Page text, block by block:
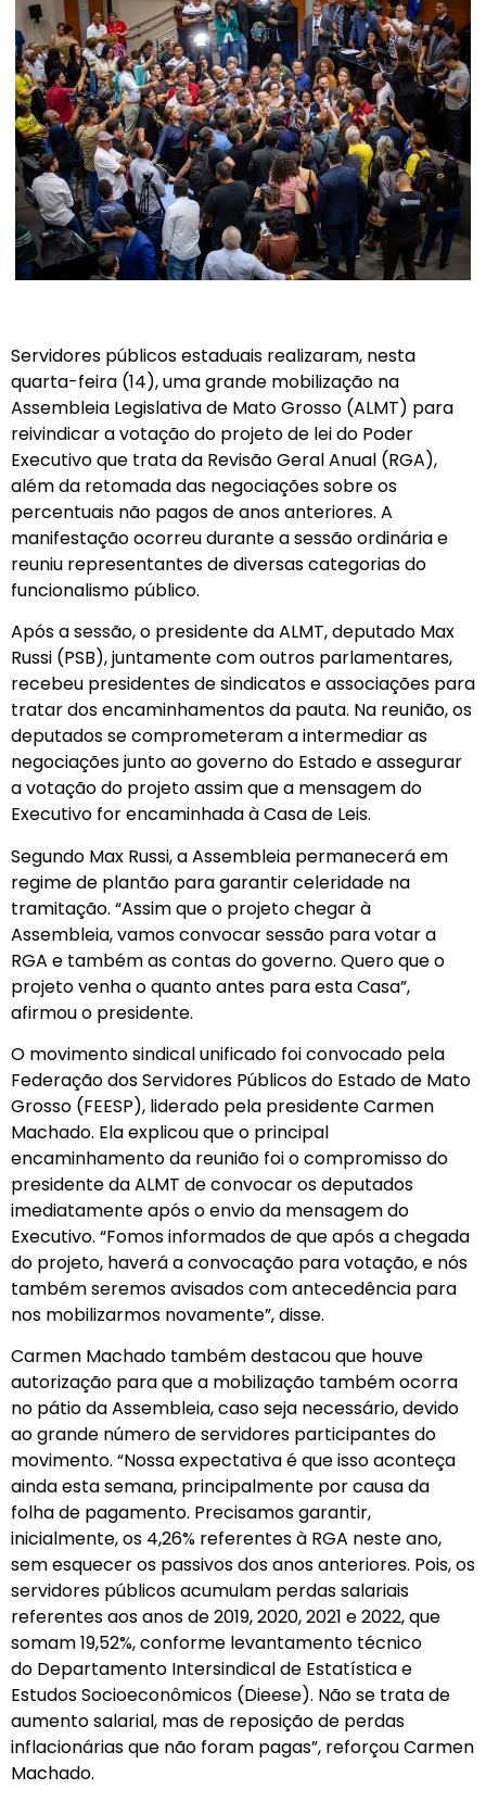
Servidores públicos estaduais realizaram, nesta
quarta-feira (14), uma grande mobilização na
Assembleia Legislativa de Mato Grosso (ALMT) para
reivindicar a votação do projeto de lei do Poder
Executivo que trata da Revisão Geral Anual (RGA),
além da retomada das negociações sobre os
percentuais não pagos de anos anteriores. A
manifestação ocorreu durante a sessão ordinária e
reuniu representantes de diversas categorias do
funcionalismo público.
Após a sessão, o presidente da ALMT, deputado Max
Russi (PSB), juntamente com outros parlamentares,
recebeu presidentes de sindicatos e associações para
tratar dos encaminhamentos da pauta. Na reunião, os
deputados se comprometeram a intermediar as
negociações junto ao governo do Estado e assegurar
a votação do projeto assim que a mensagem do
Executivo for encaminhada à Casa de Leis.
Segundo Max Russi, a Assembleia permanecerá em
regime de plantão para garantir celeridade na
tramitação. “Assim que o projeto chegar à
Assembleia, vamos convocar sessão para votar a
RGA e também as contas do governo. Quero que o
projeto venha o quanto antes para esta Casa”,
afirmou o presidente.
O movimento sindical unificado foi convocado pela
Federação dos Servidores Públicos do Estado de Mato
Grosso (FEESP), liderado pela presidente Carmen
Machado. Ela explicou que o principal
encaminhamento da reunião foi o compromisso do
presidente da ALMT de convocar os deputados
imediatamente após o envio da mensagem do
Executivo. “Fomos informados de que após a chegada
do projeto, haverá a convocação para votação, e nós
também seremos avisados com antecedência para
nos mobilizarmos novamente”, disse.
Carmen Machado também destacou que houve
autorização para que a mobilização também ocorra
no pátio da Assembleia, caso seja necessário, devido
ao grande número de servidores participantes do
movimento. “Nossa expectativa é que isso aconteça
ainda esta semana, principalmente por causa da
folha de pagamento. Precisamos garantir,
inicialmente, os 4,26% referentes à RGA neste ano,
sem esquecer os passivos dos anos anteriores. Pois, os
servidores públicos acumulam perdas salariais
referentes aos anos de 2019, 2020, 2021 e 2022, que
somam 19,52%, conforme levantamento técnico
do Departamento Intersindical de Estatística e
Estudos Socioeconômicos (Dieese). Não se trata de
aumento salarial, mas de reposição de perdas
inflacionárias que não foram pagas”, reforçou Carmen
Machado.